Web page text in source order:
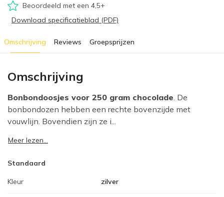
Beoordeeld met een 4,5+
Download specificatieblad (PDF)
Omschrijving Reviews Groepsprijzen
Omschrijving
Bonbondoosjes voor 250 gram chocolade. De
bonbondozen hebben een rechte bovenzijde met
vouwlijn. Bovendien zijn ze i...
Meer lezen...
Standaard
Kleur zilver